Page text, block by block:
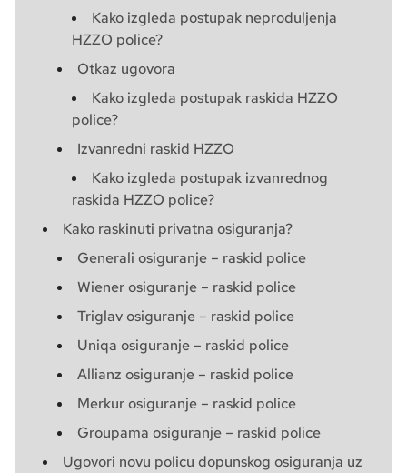
Kako izgleda postupak neproduljenja
HZZO police?
Otkaz ugovora
Kako izgleda postupak raskida HZZO
police?
Izvanredni raskid HZZO
Kako izgleda postupak izvanrednog
raskida HZZO police?
Kako raskinuti privatna osiguranja?
Generali osiguranje – raskid police
Wiener osiguranje – raskid police
Triglav osiguranje – raskid police
Uniqa osiguranje – raskid police
Allianz osiguranje – raskid police
Merkur osiguranje – raskid police
Groupama osiguranje – raskid police
Ugovori novu policu dopunskog osiguranja uz